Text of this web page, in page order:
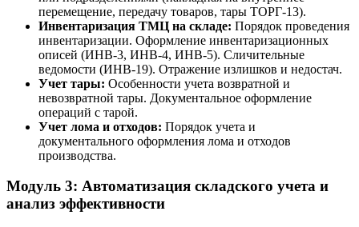
перемещение, передачу товаров, тары ТОРГ-13).
Инвентаризация ТМЦ на складе: Порядок проведения
инвентаризации. Оформление инвентаризационных
описей (ИНВ-3, ИНВ-4, ИНВ-5). Сличительные
ведомости (ИНВ-19). Отражение излишков и недостач.
Учет тары: Особенности учета возвратной и
невозвратной тары. Документальное оформление
операций с тарой.
Учет лома и отходов: Порядок учета и
документального оформления лома и отходов
производства.
Модуль 3: Автоматизация складского учета и
анализ эффективности